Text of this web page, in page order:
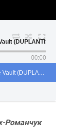
(DUPLANTIS - 6
00:00
Wanda Diamond League - Stockholm 2020 - Pole Vault (DUPLANTIS - 6
Романчук